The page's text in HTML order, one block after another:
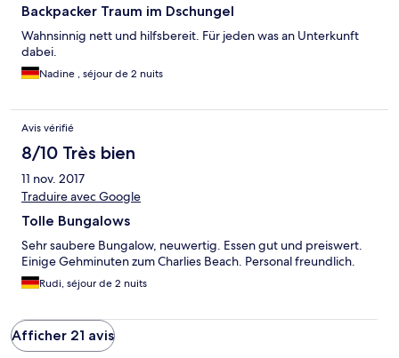
Backpacker Traum im Dschungel
Wahnsinnig nett und hilfsbereit. Für jeden was an Unterkunft
dabei.
Nadine , séjour de 2 nuits
Avis vérifié
8/10 Très bien
11 nov. 2017
Traduire avec Google
Tolle Bungalows
Sehr saubere Bungalow, neuwertig. Essen gut und preiswert.
Einige Gehminuten zum Charlies Beach. Personal freundlich.
Rudi, séjour de 2 nuits
Afficher 21 avis